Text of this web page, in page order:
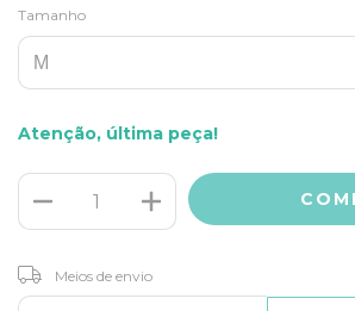
Tamanho
Atenção, última peça!
Entregas para o CEP:
Meios de envio